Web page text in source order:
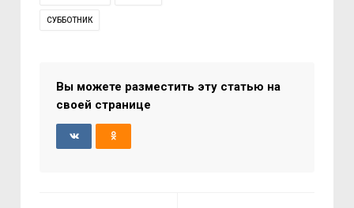
СУББОТНИК
Вы можете разместить эту статью на
своей странице